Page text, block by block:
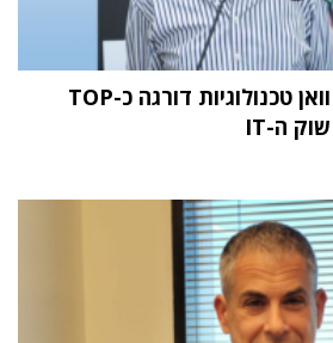
מחקר STKI השנתי: וואן טכנולוגיות דורגה כ-TOP